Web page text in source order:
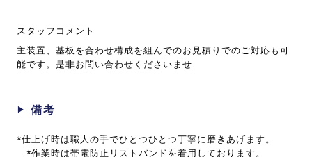
スタッフコメント
主装置、基板を合わせ構成を組んでのお見積りでのご対応も可
能です。是非お問い合わせくださいませ
備考
*仕上げ時は職人の手でひとつひとつ丁寧に磨きあげます。
*作業時は帯電防止リストバンドを着用しております。